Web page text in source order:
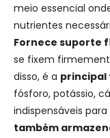
meio essencial
nutrientes
Fornece suporte
se fixem
disso, é a
fósforo, potássio,
indispensáveis
também